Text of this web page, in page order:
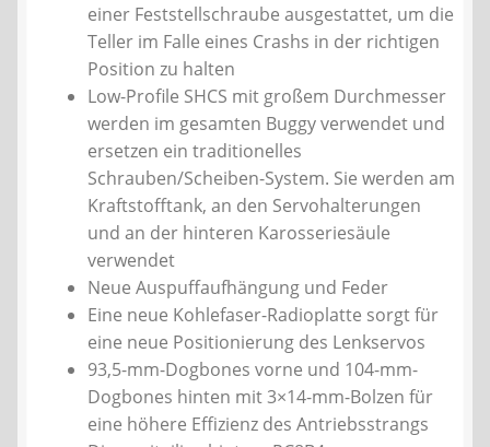
einer Feststellschraube ausgestattet, um die
Teller im Falle eines Crashs in der richtigen
Position zu halten
Low-Profile SHCS mit großem Durchmesser
werden im gesamten Buggy verwendet und
ersetzen ein traditionelles
Schrauben/Scheiben-System. Sie werden am
Kraftstofftank, an den Servohalterungen
und an der hinteren Karosseriesäule
verwendet
Neue Auspuffaufhängung und Feder
Eine neue Kohlefaser-Radioplatte sorgt für
eine neue Positionierung des Lenkservos
93,5-mm-Dogbones vorne und 104-mm-
Dogbones hinten mit 3×14-mm-Bolzen für
eine höhere Effizienz des Antriebsstrangs